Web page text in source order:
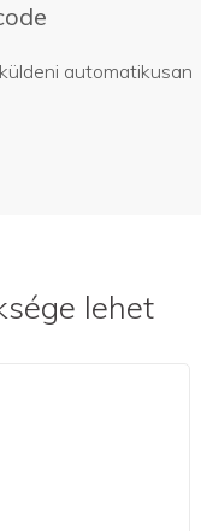
automatikusan
lehet